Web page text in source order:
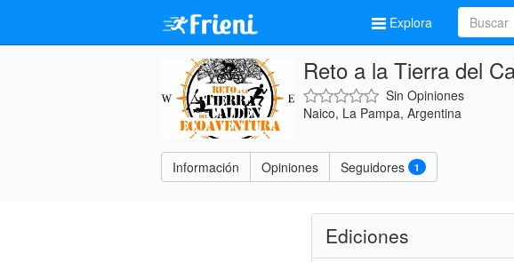
Explora
Reto a la Tierra del
Sin Opiniones
Naico, La Pampa, Argentina
Información Opiniones Seguidores 1
Ediciones